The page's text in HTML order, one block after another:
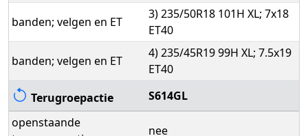
banden; velgen en ET
3) 235/50R18 101H XL; 7x18
ET40
banden; velgen en ET
4) 235/45R19 99H XL; 7.5x19
ET40
Terugroepactie
S614GL
openstaande
nee